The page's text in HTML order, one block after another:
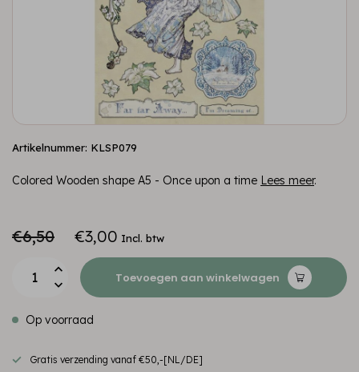
Artikelnummer: KLSP079
Colored Wooden shape A5 - Once upon a time Lees meer.
€6,50 €3,00 Incl. btw
Toevoegen aan winkelwagen
Op voorraad
Gratis verzending vanaf €50,-[NL/DE]